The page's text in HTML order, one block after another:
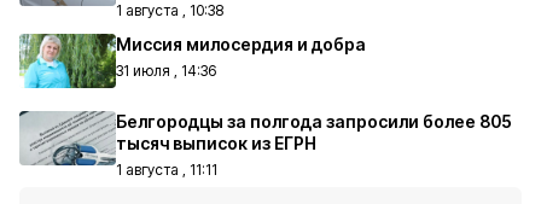
1 августа , 10:38
Миссия милосердия и добра
31 июля , 14:36
Белгородцы за полгода запросили более 805
тысяч выписок из ЕГРН
1 августа , 11:11